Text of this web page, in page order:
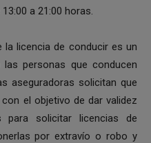
a 21:00 horas.
licencia de conducir es un
las personas que conducen
aseguradoras solicitan que
el objetivo de dar validez
solicitar licencias de
por extravío o robo y